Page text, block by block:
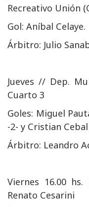
Recreativo Unión
Gol: Aníbal Celaye.
Árbitro: Julio
Jueves // Dep.
Cuarto 3
Goles: Miguel
-2- y Cristian
Árbitro: Leandro
Viernes 16.00
Renato Cesarini